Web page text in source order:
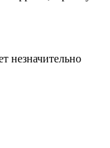
незначительно